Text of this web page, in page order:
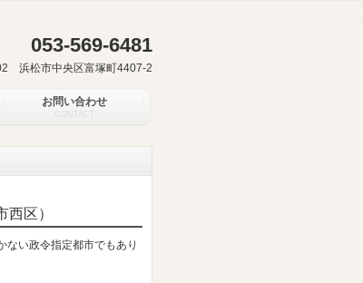
053-569-6481
浜松市中央区富塚町4407-2
お問い合わせ
区）
ない政令指定都市でもあり